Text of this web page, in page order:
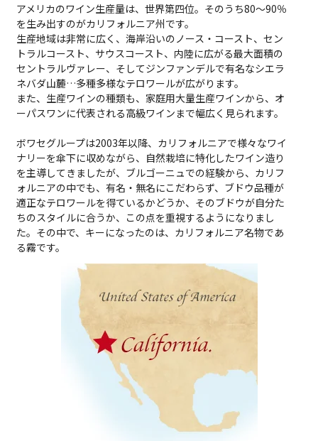
アメリカのワイン生産量は、世界第四位。そのうち80～90％
を生み出すのがカリフォルニア州です。
生産地域は非常に広く、海岸沿いのノース・コースト、セン
トラルコースト、サウスコースト、内陸に広がる最大面積の
セントラルヴァレー、そしてジンファンデルで有名なシエラ
ネバダ山麓…多種多様なテロワールが広がります。
また、生産ワインの種類も、家庭用大量生産ワインから、オ
ーパスワンに代表される高級ワインまで幅広く見られます。
ボワセグループは2003年以降、カリフォルニアで様々なワイ
ナリーを傘下に収めながら、自然栽培に特化したワイン造り
を主導してきましたが、ブルゴーニュでの経験から、カリフ
ォルニアの中でも、有名・無名にこだわらず、ブドウ品種が
適正なテロワールを得ているかどうか、そのブドウが自分た
ちのスタイルに合うか、この点を重視するようになりまし
た。その中で、キーになったのは、カリフォルニア名物であ
る霧です。